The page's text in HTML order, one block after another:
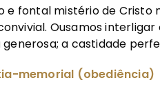
e fontal mistério de Cristo
Ousamos
a castidade
memorial (obediência)